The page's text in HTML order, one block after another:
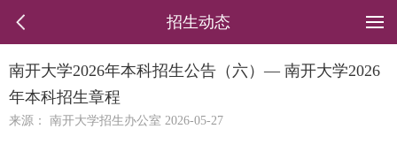
招生动态
南开大学2026年本科招生公告（六）— 南开大学2026
年本科招生章程
来源： 南开大学招生办公室 2026-05-27